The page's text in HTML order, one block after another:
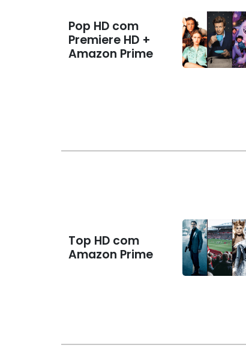
Pop HD com
Premiere HD +
Amazon Prime
Top HD com
Amazon Prime